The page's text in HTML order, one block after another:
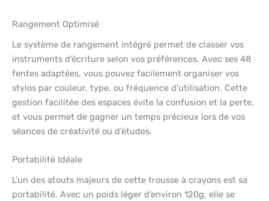
Rangement Optimisé
Le système de rangement intégré permet de classer vos
instruments d’écriture selon vos préférences. Avec ses 48
fentes adaptées, vous pouvez facilement organiser vos
stylos par couleur, type, ou fréquence d’utilisation. Cette
gestion facilitée des espaces évite la confusion et la perte,
et vous permet de gagner un temps précieux lors de vos
séances de créativité ou d’études.
Portabilité Idéale
L’un des atouts majeurs de cette trousse à crayons est sa
portabilité. Avec un poids léger d’environ 120g, elle se